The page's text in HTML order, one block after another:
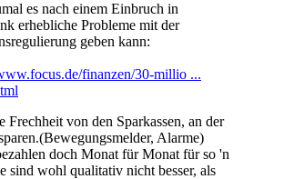
es nach einem Einbruch in
erhebliche Probleme mit der
geben kann:
finanzen/30-millio ...
Frechheit von den Sparkassen, an der
Alarme)
doch Monat für Monat für so 'n
sind wohl qualitativ nicht besser, als